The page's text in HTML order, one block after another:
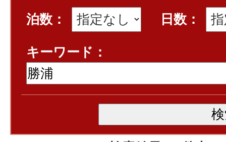
泊数：
日数：
キーワード：